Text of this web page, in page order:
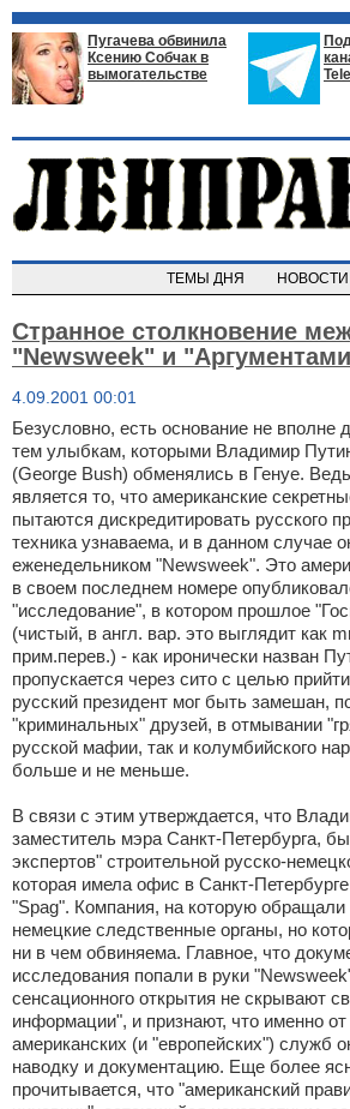
Пугачева обвинила
Ксению Собчак в
вымогательстве
ТЕМЫ ДНЯ НОВОСТИ
Странное столкновение
"Newsweek" и
4.09.2001 00:01
Безусловно, есть основание не вполне
тем улыбкам, которыми Владимир
(George Bush) обменялись в Генуе.
является то, что американские
пытаются дискредитировать русского
техника узнаваема, и в данном случае
еженедельником "Newsweek". Это
в своем последнем номере
"исследование", в котором прошлое
(чистый, в англ. вар. это выглядит как
прим.перев.) - как иронически назван
пропускается через сито с целью
русский президент мог быть замешан,
"криминальных" друзей, в отмывании
русской мафии, так и колумбийского
больше и не меньше.
В связи с этим утверждается, что
заместитель мэра Санкт-Петербурга,
экспертов" строительной русско-
которая имела офис в Санкт-
"Spag". Компания, на которую обращали
немецкие следственные органы, но
ни в чем обвиняема. Главное, что
исследования попали в руки
сенсационного открытия не скрывают
информации", и признают, что именно от
американских (и "европейских") служб
наводку и документацию. Еще более
прочитывается, что "американский